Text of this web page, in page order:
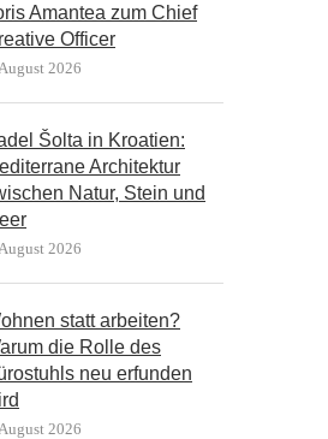
Amantea zum Chief
Officer
2026
Šolta in Kroatien:
Architektur
Natur, Stein und
2026
statt arbeiten?
die Rolle des
neu erfunden
2026